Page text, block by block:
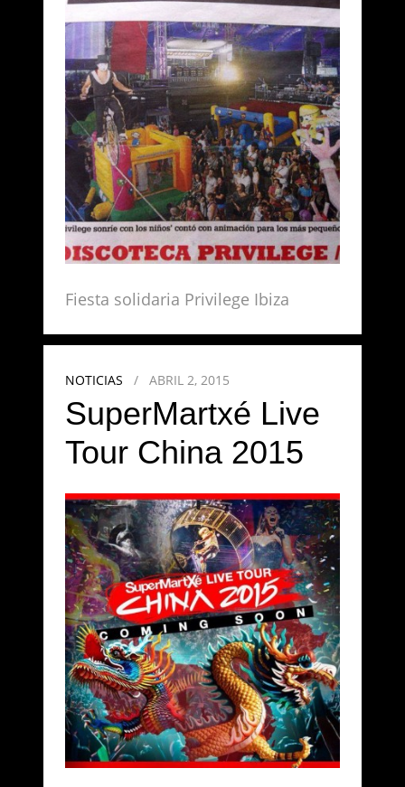
Fiesta solidaria Privilege Ibiza
NOTICIAS / ABRIL 2, 2015
SuperMartxé Live
Tour China 2015